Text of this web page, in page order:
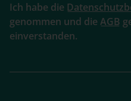
Ich habe die
genommen und die AGB
einverstanden.